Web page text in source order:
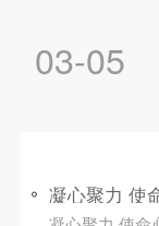
03-05